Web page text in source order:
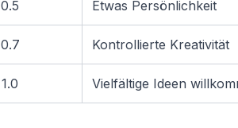
Etwas Persönlichkeit
Kontrollierte Kreativität
Vielfältige Ideen